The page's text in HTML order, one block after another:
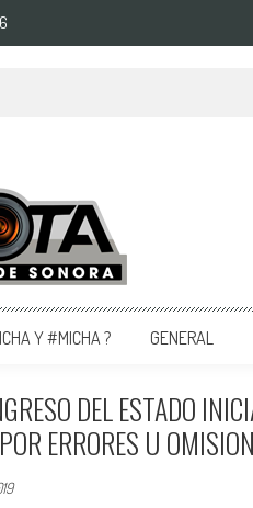
De Sonora
Y #MICHA ? GENERAL
DEL ESTADO
ERRORES U